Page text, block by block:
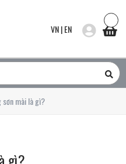
VN|EN
sơn mài là gì?